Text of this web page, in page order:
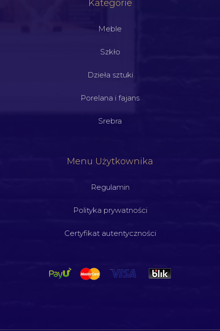
Kategorie
Meble
Szkło
Dzieła sztuki
Porelana i fajans
Srebra
Menu Użytkownika
Regulamin
Polityka prywatności
Certyfikat autentyczności